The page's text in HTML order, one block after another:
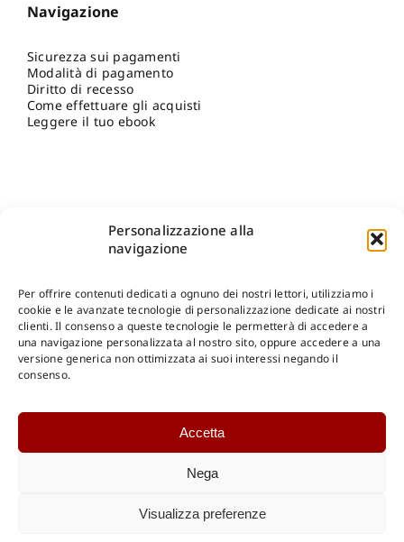
Personalizzazione alla
navigazione
Per offrire contenuti dedicati a ognuno dei nostri lettori, utilizziamo i
cookie e le avanzate tecnologie di personalizzazione dedicate ai nostri
clienti. Il consenso a queste tecnologie le permetterà di accedere a
una navigazione personalizzata al nostro sito, oppure accedere a una
versione generica non ottimizzata ai suoi interessi negando il
consenso.
Accetta
Nega
Visualizza preferenze
Navigazione
Sicurezza sui pagamenti
Modalità di pagamento
Diritto di recesso
Come effettuare gli acquisti
Leggere il tuo ebook
Shop Gangemi Editore-Pagamenti Sicuri e anche Rateali
Catalogo Online
Catalogo Internazionale
DOWNLOAD
Catalogo Internazionale